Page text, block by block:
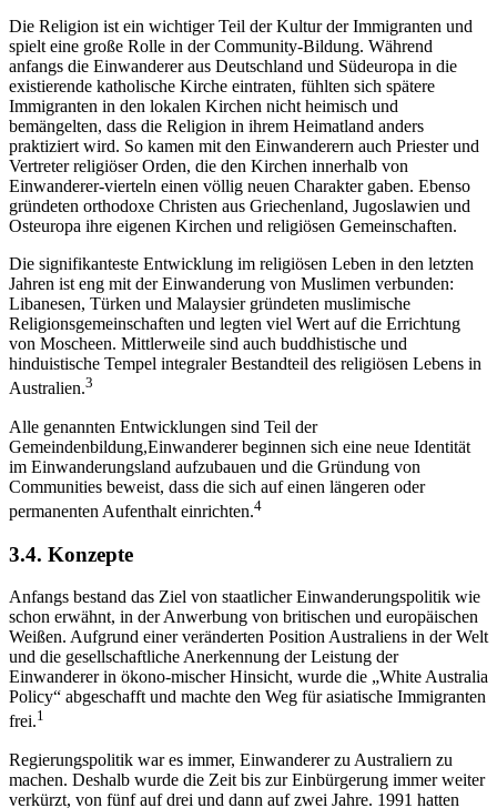
Die Religion ist ein wichtiger Teil der Kultur der Immigranten und
spielt eine große Rolle in der Community-Bildung. Während
anfangs die Einwanderer aus Deutschland und Südeuropa in die
existierende katholische Kirche eintraten, fühlten sich spätere
Immigranten in den lokalen Kirchen nicht heimisch und
bemängelten, dass die Religion in ihrem Heimatland anders
praktiziert wird. So kamen mit den Einwanderern auch Priester und
Vertreter religiöser Orden, die den Kirchen innerhalb von
Einwanderer-vierteln einen völlig neuen Charakter gaben. Ebenso
gründeten orthodoxe Christen aus Griechenland, Jugoslawien und
Osteuropa ihre eigenen Kirchen und religiösen Gemeinschaften.
Die signifikanteste Entwicklung im religiösen Leben in den letzten
Jahren ist eng mit der Einwanderung von Muslimen verbunden:
Libanesen, Türken und Malaysier gründeten muslimische
Religionsgemeinschaften und legten viel Wert auf die Errichtung
von Moscheen. Mittlerweile sind auch buddhistische und
hinduistische Tempel integraler Bestandteil des religiösen Lebens in
Australien.3
Alle genannten Entwicklungen sind Teil der
Gemeindenbildung,Einwanderer beginnen sich eine neue Identität
im Einwanderungsland aufzubauen und die Gründung von
Communities beweist, dass die sich auf einen längeren oder
permanenten Aufenthalt einrichten.4
3.4. Konzepte
Anfangs bestand das Ziel von staatlicher Einwanderungspolitik wie
schon erwähnt, in der Anwerbung von britischen und europäischen
Weißen. Aufgrund einer veränderten Position Australiens in der Welt
und die gesellschaftliche Anerkennung der Leistung der
Einwanderer in ökono-mischer Hinsicht, wurde die „White Australia
Policy“ abgeschafft und machte den Weg für asiatische Immigranten
frei.1
Regierungspolitik war es immer, Einwanderer zu Australiern zu
machen. Deshalb wurde die Zeit bis zur Einbürgerung immer weiter
verkürzt, von fünf auf drei und dann auf zwei Jahre. 1991 hatten